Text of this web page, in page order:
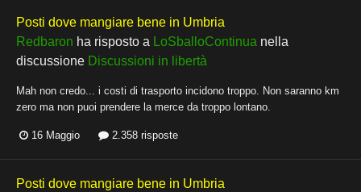
Posti dove mangiare bene in Umbria
Redbaron ha risposto a LoSballoContinua nella
discussione Discussioni in libertà
Mah non credo... i costi di trasporto incidono troppo. Non saranno km
zero ma non puoi prendere la merce da troppo lontano.
16 Maggio 2.358 risposte
Posti dove mangiare bene in Umbria